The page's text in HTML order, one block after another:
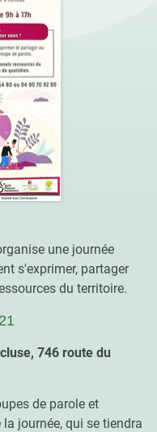
une journée
s'exprimer, partager
du territoire.
746 route du
de parole et
journée, qui se tiendra